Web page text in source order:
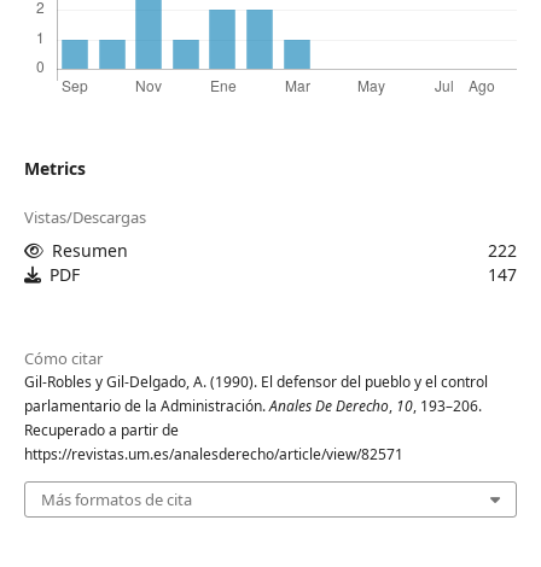
Metrics
Vistas/Descargas
Resumen
222
PDF
147
Cómo citar
Gil-Robles y Gil-Delgado, A. (1990). El defensor del pueblo y el control
parlamentario de la Administración.Anales De Derecho, 10, 193–206.
Recuperado a partir de
https://revistas.um.es/analesderecho/article/view/82571
Más formatos de cita